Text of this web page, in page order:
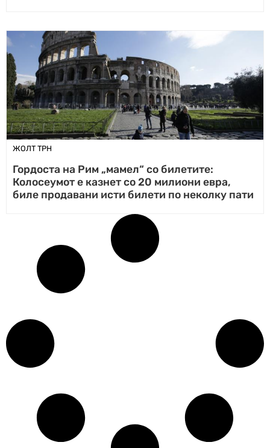
ЖОЛТ ТРН
Гордоста на Рим „мамел“ со билетите:
Колосеумот е казнет со 20 милиони евра,
биле продавани исти билети по неколку пати